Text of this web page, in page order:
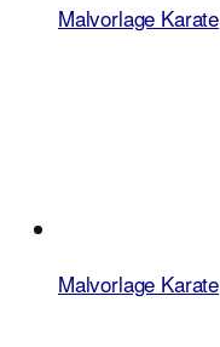
Malvorlage Karate
Malvorlage Karate